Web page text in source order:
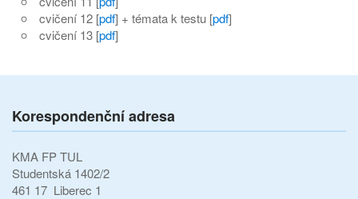
cvičení 12 [pdf] + témata k testu [pdf]
cvičení 13 [pdf]
Korespondenční adresa
KMA FP TUL
Studentská 1402/2
461 17 Liberec 1